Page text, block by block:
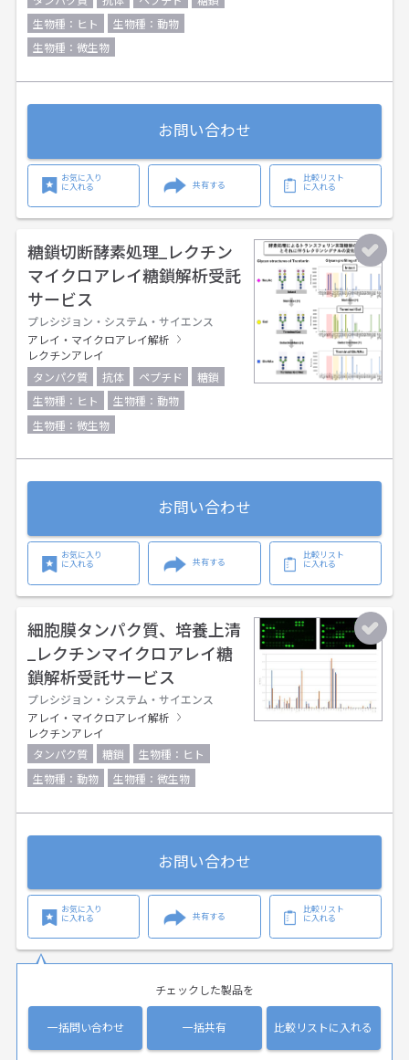
生物種：ヒト
生物種：動物
生物種：微生物
お問い合わせ
お気に入り
に入れる
共有する
比較リスト
に入れる
糖鎖切断酵素処理_レクチン
マイクロアレイ糖鎖解析受託
サービス
プレシジョン・システム・サイエンス
アレイ・マイクロアレイ解析
レクチンアレイ
タンパク質
抗体 ペプチド
糖鎖
生物種：ヒト
生物種：動物
生物種：微生物
お問い合わせ
お気に入り
に入れる
共有する
比較リスト
に入れる
細胞膜タンパク質、培養上清
_レクチンマイクロアレイ糖
鎖解析受託サービス
プレシジョン・システム・サイエンス
アレイ・マイクロアレイ解析
レクチンアレイ
タンパク質
糖鎖
生物種：ヒト
生物種：動物
生物種：微生物
お問い合わせ
お気に入り
に入れる
共有する
比較リスト
に入れる
チェックした製品を
一括問い合わせ 一括共有 比較リストに入れる